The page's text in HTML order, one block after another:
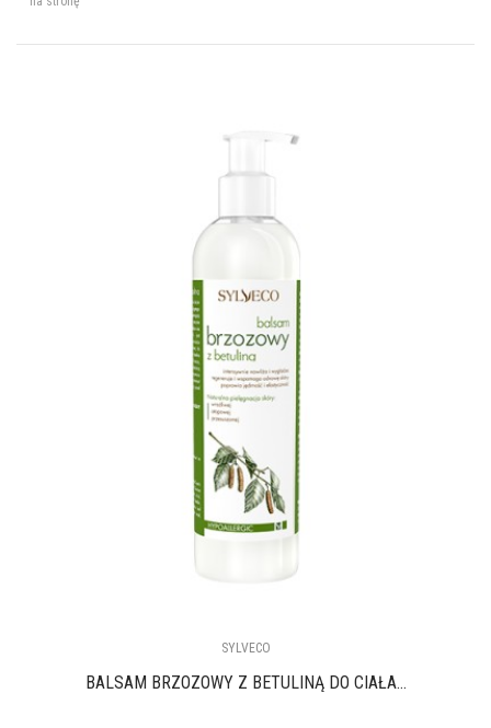
SYLVECO
BALSAM BRZOZOWY Z BETULINĄ DO CIAŁA...